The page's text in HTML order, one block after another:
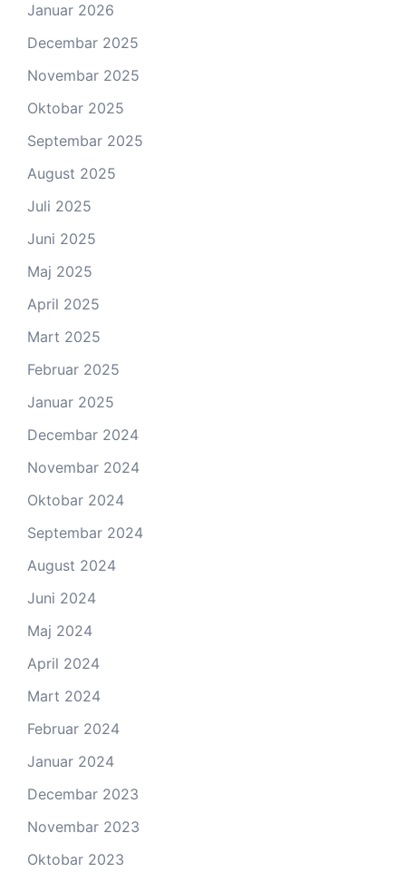
Januar 2026
Decembar 2025
Novembar 2025
Oktobar 2025
Septembar 2025
August 2025
Juli 2025
Juni 2025
Maj 2025
April 2025
Mart 2025
Februar 2025
Januar 2025
Decembar 2024
Novembar 2024
Oktobar 2024
Septembar 2024
August 2024
Juni 2024
Maj 2024
April 2024
Mart 2024
Februar 2024
Januar 2024
Decembar 2023
Novembar 2023
Oktobar 2023